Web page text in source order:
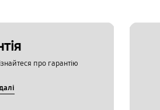
про гарантію